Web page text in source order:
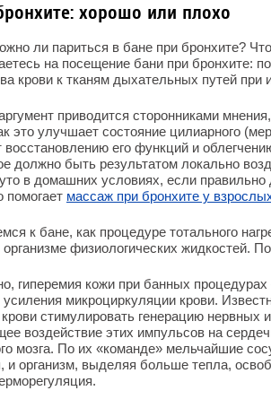
хорошо или плохо
ли париться в бане при бронхите?
на посещение бани при бронхите:
крови к тканям дыхательных путей при
приводится сторонниками
это улучшает состояние цилиарного
восстановлению его функций и
должно быть результатом локально
в домашних условиях, если правильно
помогает массаж при бронхите у
к бане, как процедуре тотального
физиологических жидкостей.
гиперемия кожи при банных
усиления микроциркуляции крови.
стимулировать генерацию нервных
воздействие этих импульсов на
мозга. По их «команде» мельчайшие
и организм, выделяя больше тепла,